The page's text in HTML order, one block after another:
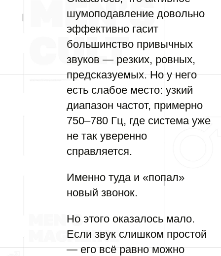
шумоподавление довольно
эффективно гасит
большинство привычных
звуков — резких, ровных,
предсказуемых. Но у него
есть слабое место: узкий
диапазон частот, примерно
750–780 Гц, где система уже
не так уверенно
справляется.
Именно туда и «попал»
новый звонок.
Но этого оказалось мало.
Если звук слишком простой
— его всё равно можно